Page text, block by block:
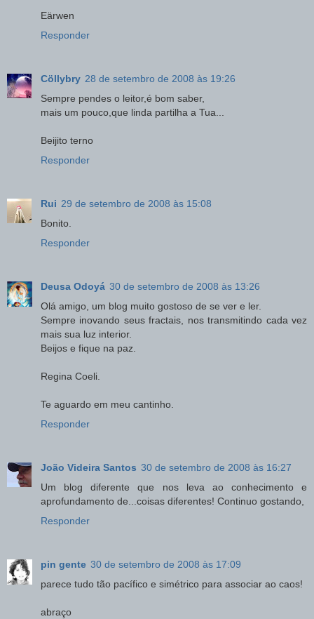
Eärwen
Responder
Cöllybry 28 de setembro de 2008 às 19:26
Sempre pendes o leitor,é bom saber,
mais um pouco,que linda partilha a Tua...
Beijito terno
Responder
Rui 29 de setembro de 2008 às 15:08
Bonito.
Responder
Deusa Odoyá 30 de setembro de 2008 às 13:26
Olá amigo, um blog muito gostoso de se ver e ler.
Sempre inovando seus fractais, nos transmitindo cada vez
mais sua luz interior.
Beijos e fique na paz.
Regina Coeli.
Te aguardo em meu cantinho.
Responder
João Videira Santos 30 de setembro de 2008 às 16:27
Um blog diferente que nos leva ao conhecimento e
aprofundamento de...coisas diferentes! Continuo gostando,
Responder
pin gente 30 de setembro de 2008 às 17:09
parece tudo tão pacífico e simétrico para associar ao caos!
abraço